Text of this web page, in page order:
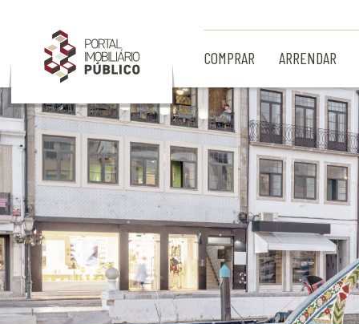
COMPRAR ARRENDAR